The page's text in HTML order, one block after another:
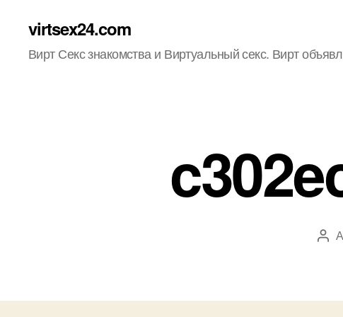
virtsex24.com
Вирт Секс знакомства и Виртуальный секс. Вирт